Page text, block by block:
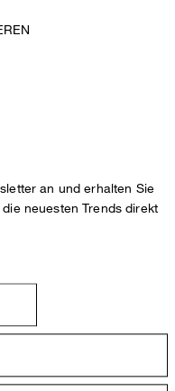
an und erhalten Sie
neuesten Trends direkt